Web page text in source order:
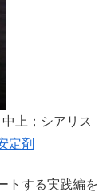
上；シアリス
定剤
トする実践編を